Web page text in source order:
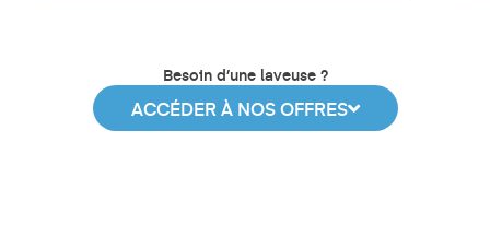
Besoin d’une laveuse ?
ACCÉDER À NOS OFFRES